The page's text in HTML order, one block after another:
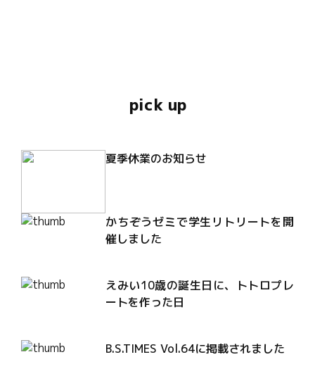
pick up
夏季休業のお知らせ
かちぞうゼミで学生リトリートを開
催しました
えみい10歳の誕生日に、トトロプレ
ートを作った日
B.S.TIMES Vol.64に掲載されました